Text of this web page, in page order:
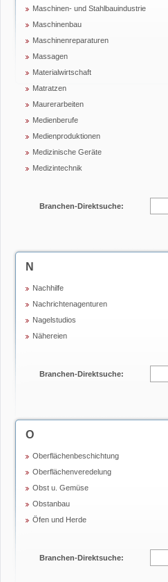
Maschinen- und Stahlbauindustrie
Maschinenbau
Maschinenreparaturen
Massagen
Materialwirtschaft
Matratzen
Maurerarbeiten
Medienberufe
Medienproduktionen
Medizinische Geräte
Medizintechnik
Branchen-Direktsuche:
N
Nachhilfe
Nachrichtenagenturen
Nagelstudios
Nähereien
Branchen-Direktsuche:
O
Oberflächenbeschichtung
Oberflächenveredelung
Obst u. Gemüse
Obstanbau
Öfen und Herde
Branchen-Direktsuche: